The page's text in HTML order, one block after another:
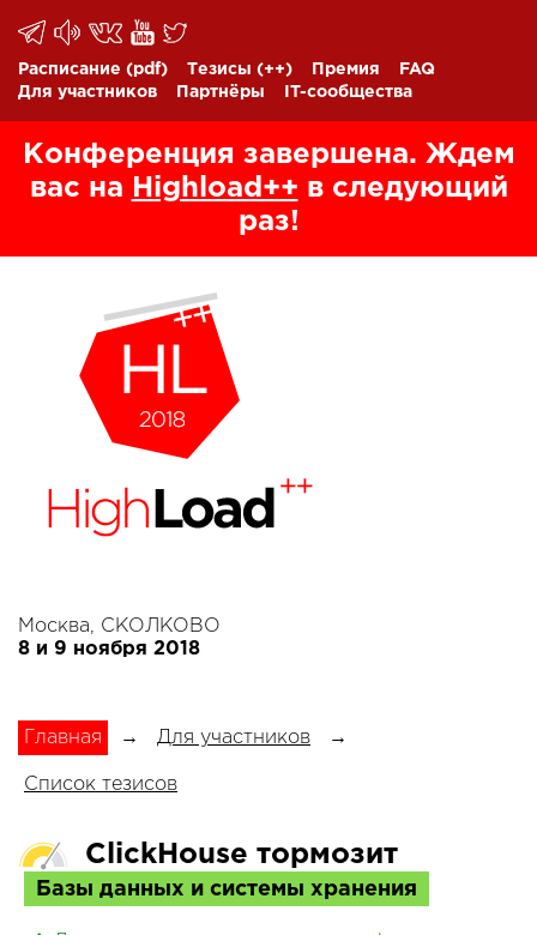
Расписание (pdf) Тезисы (++) Премия
FAQ
Для участников
Партнёры IT-сообщества
Конференция завершена. Ждем
вас на Highload++ в следующий
раз!
Москва, СКОЛКОВО
8 и 9 ноября 2018
Главная → Для участников →
Список тезисов
ClickHouse тормозит
Базы данных и системы хранения